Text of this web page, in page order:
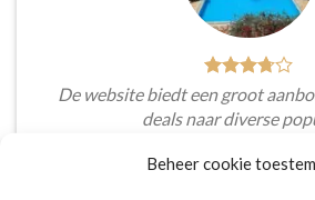
Beheer cookie
De website biedt een groot
deals naar diverse
eenvoudig zoeken op reisduur,